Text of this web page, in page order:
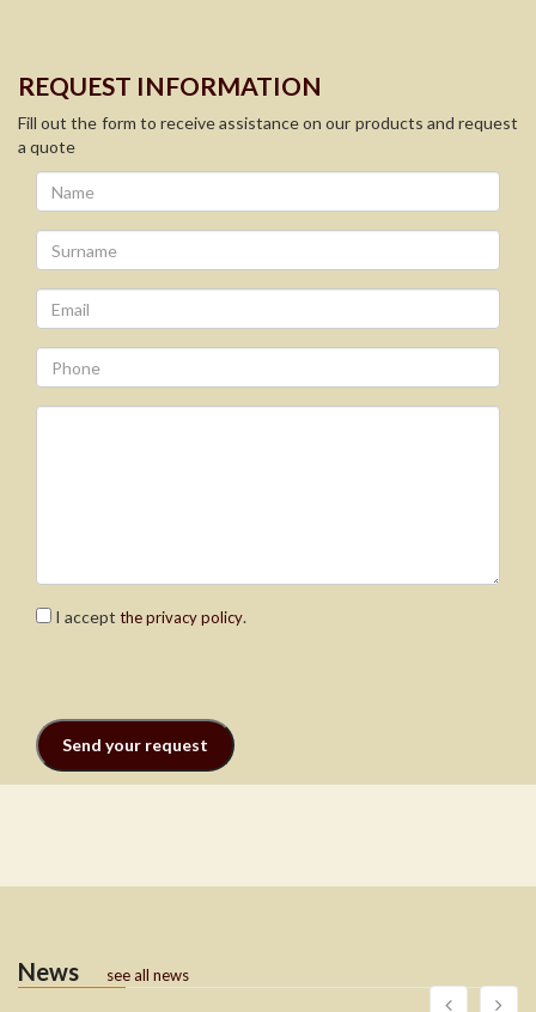
REQUEST INFORMATION
Fill out the form to receive assistance on our products and request
a quote
I accept the privacy policy.
News see all news